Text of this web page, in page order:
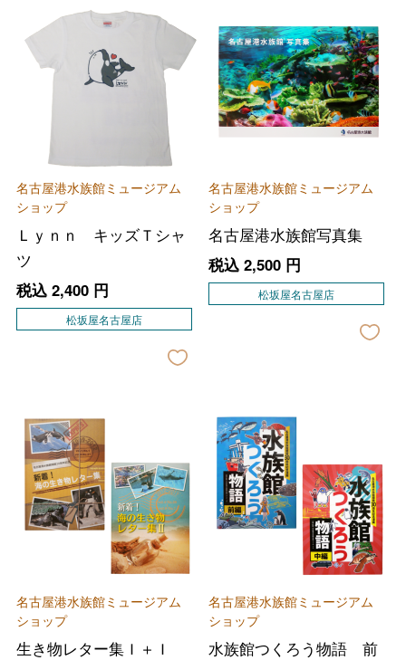
名古屋港水族館ミュージアム
ショップ
Ｌｙｎｎ キッズＴシャ
ツ
税込 2,400円
松坂屋名古屋店
名古屋港水族館ミュージアム
ショップ
名古屋港水族館写真集
税込 2,500円
松坂屋名古屋店
名古屋港水族館ミュージアム
ショップ
生き物レター集Ｉ＋Ｉ
名古屋港水族館ミュージアム
ショップ
水族館つくろう物語 前